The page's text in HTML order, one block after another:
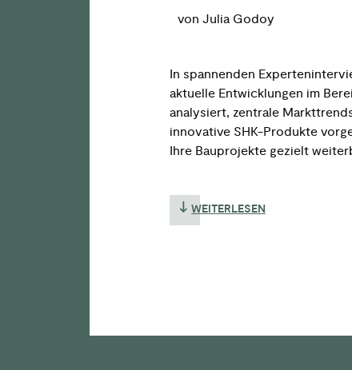
von Julia Godoy
In spannenden
aktuelle Entwicklungen im
analysiert, zentrale
innovative SHK-Produkte
Ihre Bauprojekte gezielt
WEITERLESEN